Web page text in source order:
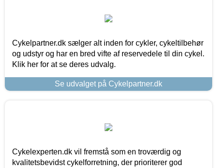
Cykelpartner.dk sælger alt inden for cykler, cykeltilbehør
og udstyr og har en bred vifte af reservedele til din cykel.
Klik her for at se deres udvalg.
Se udvalget på Cykelpartner.dk
Cykelexperten.dk vil fremstå som en troværdig og
kvalitetsbevidst cykelforretning, der prioriterer god